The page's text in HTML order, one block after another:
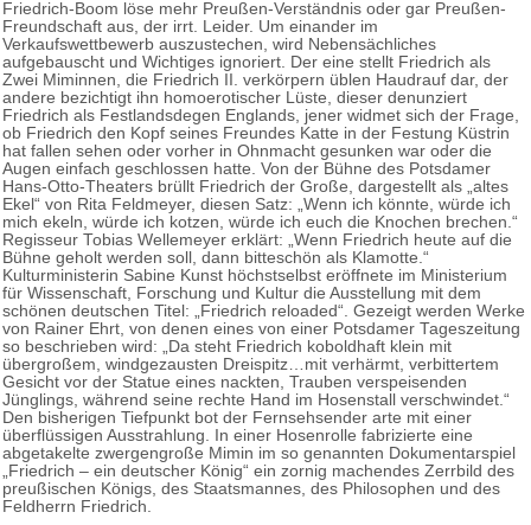
Friedrich-Boom löse mehr Preußen-Verständnis oder gar Preußen-
Freundschaft aus, der irrt. Leider. Um einander im
Verkaufswettbewerb auszustechen, wird Nebensächliches
aufgebauscht und Wichtiges ignoriert. Der eine stellt Friedrich als
Zwei Miminnen, die Friedrich II. verkörpern üblen Haudrauf dar, der
andere bezichtigt ihn homoerotischer Lüste, dieser denunziert
Friedrich als Festlandsdegen Englands, jener widmet sich der Frage,
ob Friedrich den Kopf seines Freundes Katte in der Festung Küstrin
hat fallen sehen oder vorher in Ohnmacht gesunken war oder die
Augen einfach geschlossen hatte. Von der Bühne des Potsdamer
Hans-Otto-Theaters brüllt Friedrich der Große, dargestellt als „altes
Ekel“ von Rita Feldmeyer, diesen Satz: „Wenn ich könnte, würde ich
mich ekeln, würde ich kotzen, würde ich euch die Knochen brechen.“
Regisseur Tobias Wellemeyer erklärt: „Wenn Friedrich heute auf die
Bühne geholt werden soll, dann bitteschön als Klamotte.“
Kulturministerin Sabine Kunst höchstselbst eröffnete im Ministerium
für Wissenschaft, Forschung und Kultur die Ausstellung mit dem
schönen deutschen Titel: „Friedrich reloaded“. Gezeigt werden Werke
von Rainer Ehrt, von denen eines von einer Potsdamer Tageszeitung
so beschrieben wird: „Da steht Friedrich koboldhaft klein mit
übergroßem, windgezausten Dreispitz…mit verhärmt, verbittertem
Gesicht vor der Statue eines nackten, Trauben verspeisenden
Jünglings, während seine rechte Hand im Hosenstall verschwindet.“
Den bisherigen Tiefpunkt bot der Fernsehsender arte mit einer
überflüssigen Ausstrahlung. In einer Hosenrolle fabrizierte eine
abgetakelte zwergengroße Mimin im so genannten Dokumentarspiel
„Friedrich – ein deutscher König“ ein zornig machendes Zerrbild des
preußischen Königs, des Staatsmannes, des Philosophen und des
Feldherrn Friedrich.